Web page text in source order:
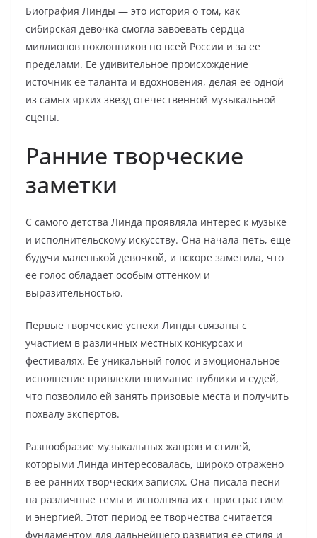
Биография Линды — это история о том, как
сибирская девочка смогла завоевать сердца
миллионов поклонников по всей России и за ее
пределами. Ее удивительное происхождение
источник ее таланта и вдохновения, делая ее одной
из самых ярких звезд отечественной музыкальной
сцены.
Ранние творческие
заметки
С самого детства Линда проявляла интерес к музыке
и исполнительскому искусству. Она начала петь, еще
будучи маленькой девочкой, и вскоре заметила, что
ее голос обладает особым оттенком и
выразительностью.
Первые творческие успехи Линды связаны с
участием в различных местных конкурсах и
фестивалях. Ее уникальный голос и эмоциональное
исполнение привлекли внимание публики и судей,
что позволило ей занять призовые места и получить
похвалу экспертов.
Разнообразие музыкальных жанров и стилей,
которыми Линда интересовалась, широко отражено
в ее ранних творческих записях. Она писала песни
на различные темы и исполняла их с пристрастием
и энергией. Этот период ее творчества считается
фундаментом для дальнейшего развития ее стиля и